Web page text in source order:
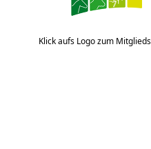
Klick aufs Logo zum